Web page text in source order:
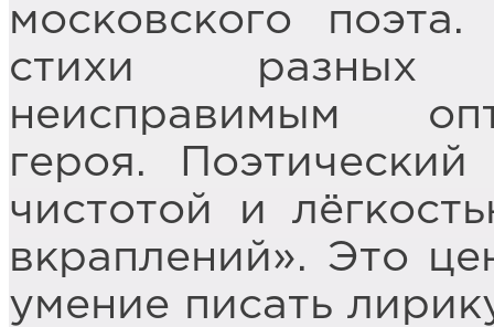
московского
стихи разных
неисправимым
героя.
чистотой и
вкраплений». Это
умение писать